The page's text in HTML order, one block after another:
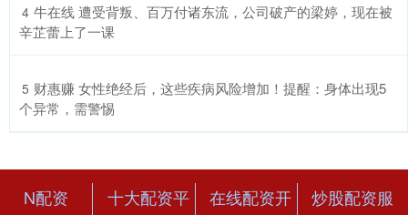
4 ​牛在线 遭受背叛、百万付诸东流，公司破产的梁婷，现在被
辛芷蕾上了一课
5 ​财惠赚 女性绝经后，这些疾病风险增加！提醒：身体出现5
个异常，需警惕
N配资
十大配资平
在线配资开
炒股配资服